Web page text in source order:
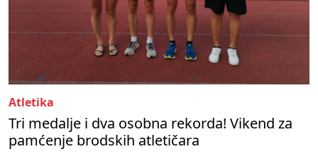
Atletika
Tri medalje i dva osobna rekorda! Vikend za
pamćenje brodskih atletičara